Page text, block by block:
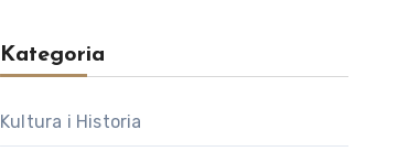
Kategoria
Kultura i Historia